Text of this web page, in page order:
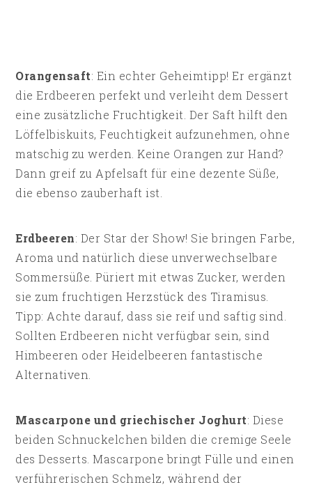
Orangensaft: Ein echter Geheimtipp! Er ergänzt
die Erdbeeren perfekt und verleiht dem Dessert
eine zusätzliche Fruchtigkeit. Der Saft hilft den
Löffelbiskuits, Feuchtigkeit aufzunehmen, ohne
matschig zu werden. Keine Orangen zur Hand?
Dann greif zu Apfelsaft für eine dezente Süße,
die ebenso zauberhaft ist.
Erdbeeren: Der Star der Show! Sie bringen Farbe,
Aroma und natürlich diese unverwechselbare
Sommersüße. Püriert mit etwas Zucker, werden
sie zum fruchtigen Herzstück des Tiramisus.
Tipp: Achte darauf, dass sie reif und saftig sind.
Sollten Erdbeeren nicht verfügbar sein, sind
Himbeeren oder Heidelbeeren fantastische
Alternativen.
Mascarpone und griechischer Joghurt: Diese
beiden Schnuckelchen bilden die cremige Seele
des Desserts. Mascarpone bringt Fülle und einen
verführerischen Schmelz, während der